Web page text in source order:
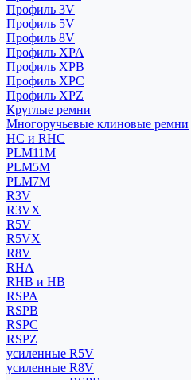
Профиль 3V
Профиль 5V
Профиль 8V
Профиль XPA
Профиль XPB
Профиль XPC
Профиль XPZ
Круглые ремни
Многоручьевые клиновые ремни
HC и RHC
PLM11M
PLM5M
PLM7M
R3V
R3VX
R5V
R5VX
R8V
RHA
RHB и HB
RSPA
RSPB
RSPC
RSPZ
усиленные R5V
усиленные R8V